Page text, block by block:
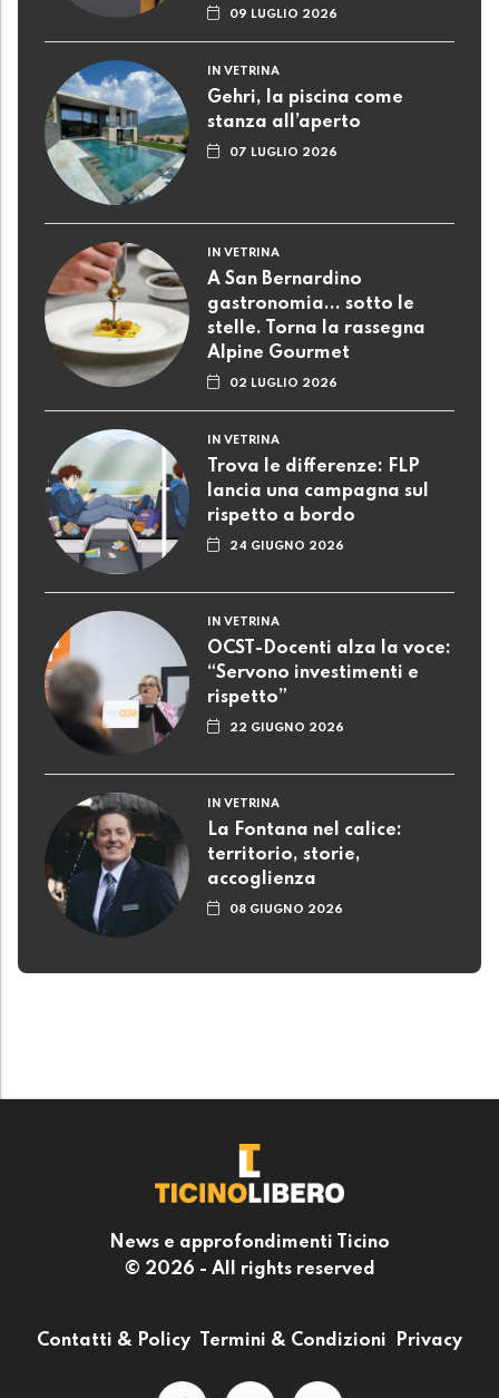
09 LUGLIO 2026
IN VETRINA
Gehri, la piscina come
stanza all’aperto
07 LUGLIO 2026
IN VETRINA
A San Bernardino
gastronomia... sotto le
stelle. Torna la rassegna
Alpine Gourmet
02 LUGLIO 2026
IN VETRINA
Trova le differenze: FLP
lancia una campagna sul
rispetto a bordo
24 GIUGNO 2026
IN VETRINA
OCST-Docenti alza la voce:
“Servono investimenti e
rispetto”
22 GIUGNO 2026
IN VETRINA
La Fontana nel calice:
territorio, storie,
accoglienza
08 GIUGNO 2026
News e approfondimenti Ticino
© 2026 - All rights reserved
Contatti & Policy Termini & Condizioni Privacy